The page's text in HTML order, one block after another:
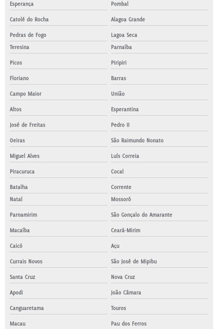
Esperança Pombal
Catolé do Rocha Alagoa Grande
Pedras de Fogo
Lagoa Seca
Teresina
Parnaíba
Picos Piripiri
Floriano Barras
Campo Maior União
Altos Esperantina
José de Freitas Pedro II
Oeiras São Raimundo Nonato
Miguel Alves Luís Correia
Piracuruca Cocal
Batalha
Corrente
Natal
Mossoró
Parnamirim São Gonçalo do Amarante
Macaíba Ceará-Mirim
Caicó Açu
Currais Novos São José de Mipibu
Santa Cruz Nova Cruz
Apodi João Câmara
Canguaretama Touros
Macau Pau dos Ferros